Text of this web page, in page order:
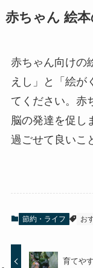
赤ちゃん 絵
赤ちゃん向けの
えし」と「絵が
てください。赤
脳の発達を促し
過ごせて良いこ
節約・ライフ お
育てや